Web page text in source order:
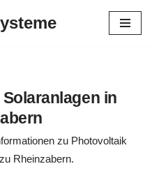
in
zu Photovoltaik
Rheinzabern.